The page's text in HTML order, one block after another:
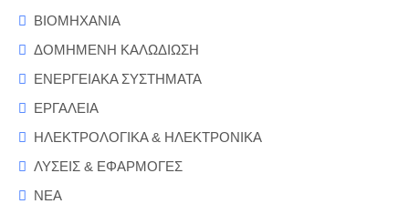
ΒΙΟΜΗΧΑΝΙΑ
ΔΟΜΗΜΕΝΗ ΚΑΛΩΔΙΩΣΗ
ΕΝΕΡΓΕΙΑΚΑ ΣΥΣΤΗΜΑΤΑ
ΕΡΓΑΛΕΙΑ
ΗΛΕΚΤΡΟΛΟΓΙΚΑ & ΗΛΕΚΤΡΟΝΙΚΑ
ΛΥΣΕΙΣ & ΕΦΑΡΜΟΓΕΣ
ΝΕΑ